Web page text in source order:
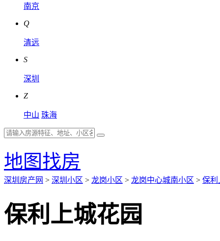
南京
Q
清远
S
深圳
Z
中山 珠海
地图找房
深圳房产网 > 深圳小区 > 龙岗小区 > 龙岗中心城南小区 > 保利
保利上城花园